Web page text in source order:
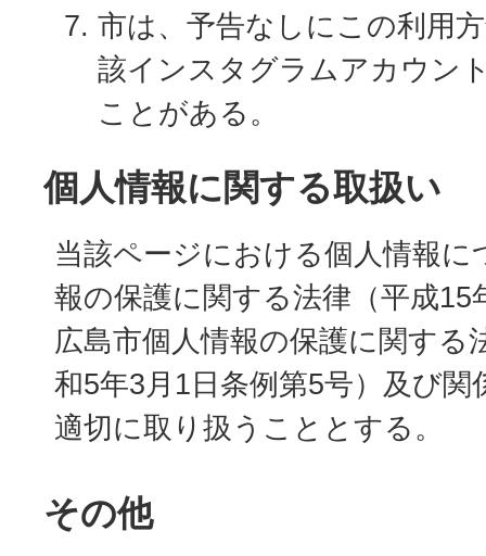
市は、予告なしにこの利用
該インスタグラムアカウン
ことがある。
個人情報に関する取扱い
当該ページにおける個人情報に
報の保護に関する法律（平成15
広島市個人情報の保護に関する
和5年3月1日条例第5号）及び関
適切に取り扱うこととする。
その他